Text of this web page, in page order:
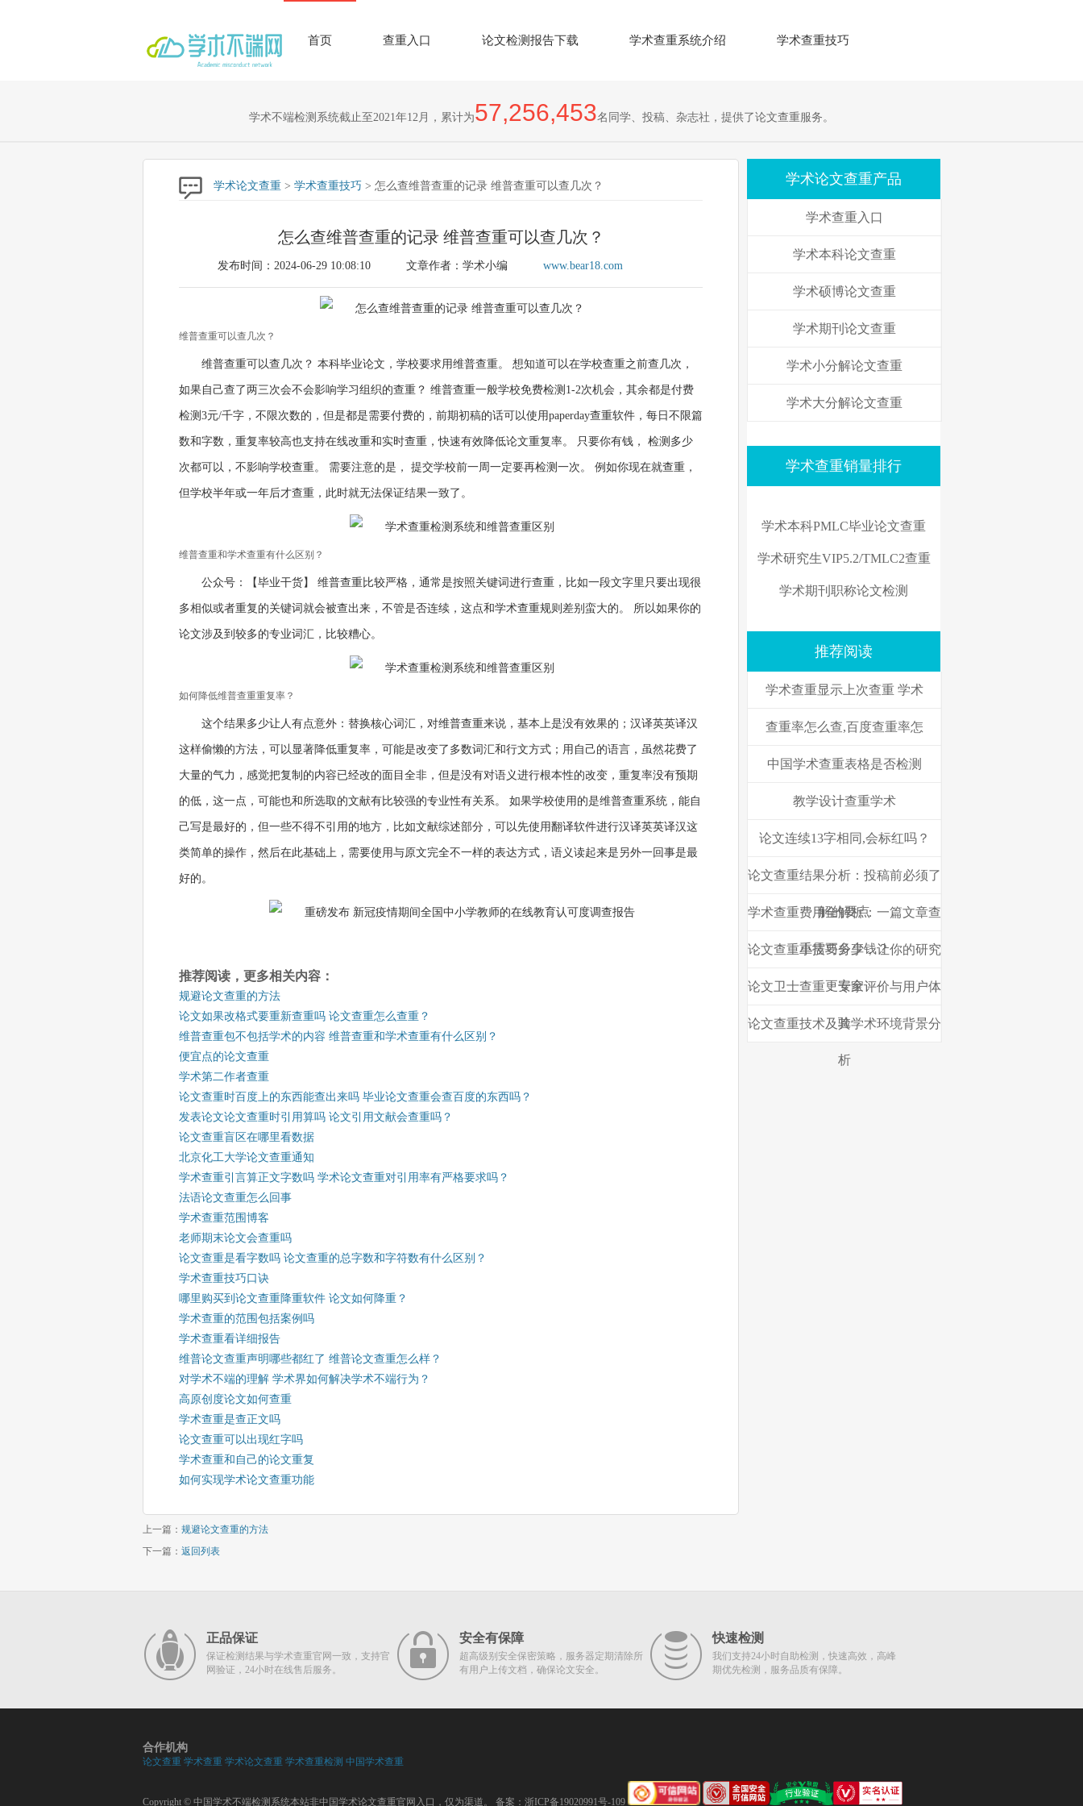
首页 查重入口 论文检测报告下载 学术查重系统介绍 学术查重技巧
学术不端检测系统截止至2021年12月，累计为57,256,453名同学、投稿、杂志社，提供了论文查重服务。
学术论文查重 > 学术查重技巧 > 怎么查维普查重的记录 维普查重可以查几次？
怎么查维普查重的记录 维普查重可以查几次？
发布时间：2024-06-29 10:08:10 文章作者：学术小编 www.bear18.com
维普查重可以查几次？
维普查重可以查几次？ 本科毕业论文，学校要求用维普查重。 想知道可以在学校查重之前查几次，
如果自己查了两三次会不会影响学习组织的查重？ 维普查重一般学校免费检测1-2次机会，其余都是付费
检测3元/千字，不限次数的，但是都是需要付费的，前期初稿的话可以使用paperday查重软件，每日不限篇
数和字数，重复率较高也支持在线改重和实时查重，快速有效降低论文重复率。 只要你有钱， 检测多少
次都可以，不影响学校查重。 需要注意的是， 提交学校前一周一定要再检测一次。 例如你现在就查重，
但学校半年或一年后才查重，此时就无法保证结果一致了。
维普查重和学术查重有什么区别？
公众号：【毕业干货】 维普查重比较严格，通常是按照关键词进行查重，比如一段文字里只要出现很
多相似或者重复的关键词就会被查出来，不管是否连续，这点和学术查重规则差别蛮大的。 所以如果你的
论文涉及到较多的专业词汇，比较糟心。
如何降低维普查重重复率？
这个结果多少让人有点意外：替换核心词汇，对维普查重来说，基本上是没有效果的；汉译英英译汉
这样偷懒的方法，可以显著降低重复率，可能是改变了多数词汇和行文方式；用自己的语言，虽然花费了
大量的气力，感觉把复制的内容已经改的面目全非，但是没有对语义进行根本性的改变，重复率没有预期
的低，这一点，可能也和所选取的文献有比较强的专业性有关系。 如果学校使用的是维普查重系统，能自
己写是最好的，但一些不得不引用的地方，比如文献综述部分，可以先使用翻译软件进行汉译英英译汉这
类简单的操作，然后在此基础上，需要使用与原文完全不一样的表达方式，语义读起来是另外一回事是最
好的。
推荐阅读，更多相关内容：
规避论文查重的方法
论文如果改格式要重新查重吗 论文查重怎么查重？
维普查重包不包括学术的内容 维普查重和学术查重有什么区别？
便宜点的论文查重
学术第二作者查重
论文查重时百度上的东西能查出来吗 毕业论文查重会查百度的东西吗？
发表论文论文查重时引用算吗 论文引用文献会查重吗？
论文查重盲区在哪里看数据
北京化工大学论文查重通知
学术查重引言算正文字数吗 学术论文查重对引用率有严格要求吗？
法语论文查重怎么回事
学术查重范围博客
老师期末论文会查重吗
论文查重是看字数吗 论文查重的总字数和字符数有什么区别？
学术查重技巧口诀
哪里购买到论文查重降重软件 论文如何降重？
学术查重的范围包括案例吗
学术查重看详细报告
维普论文查重声明哪些都红了 维普论文查重怎么样？
对学术不端的理解 学术界如何解决学术不端行为？
高原创度论文如何查重
学术查重是查正文吗
论文查重可以出现红字吗
学术查重和自己的论文重复
如何实现学术论文查重功能
上一篇： 规避论文查重的方法
下一篇： 返回列表
学术论文查重产品
学术查重入口
学术本科论文查重
学术硕博论文查重
学术期刊论文查重
学术小分解论文查重
学术大分解论文查重
学术查重销量排行
学术本科PMLC毕业论文查重
学术研究生VIP5.2/TMLC2查重
学术期刊职称论文检测
推荐阅读
学术查重显示上次查重 学术
查重率怎么查,百度查重率怎
中国学术查重表格是否检测
教学设计查重学术
论文连续13字相同,会标红吗？
论文查重结果分析：投稿前必须了
解的要点
学术查重费用全解析：一篇文章查
重需要多少钱？
论文查重小技巧分享，让你的研究
更安全
论文卫士查重：专家评价与用户体
验
论文查重技术及其学术环境背景分
析
正品保证
保证检测结果与学术查重官网一致，支持官
网验证，24小时在线售后服务。
安全有保障
超高级别安全保密策略，服务器定期清除所
有用户上传文档，确保论文安全。
快速检测
我们支持24小时自助检测，快速高效，高峰
期优先检测，服务品质有保障。
合作机构
论文查重 学术查重 学术论文查重 学术查重检测 中国学术查重
Copyright © 中国学术不端检测系统本站非中国学术论文查重官网入口，仅为渠道。 备案： 浙ICP备19020991号-109